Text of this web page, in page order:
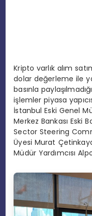
Kripto varlık alım
dolar değerleme ile
basınla
işlemler piyasa
İstanbul Eski Genel
Merkez Bankası Eski
Sector Steering
Üyesi Murat
Müdür Yardımcısı